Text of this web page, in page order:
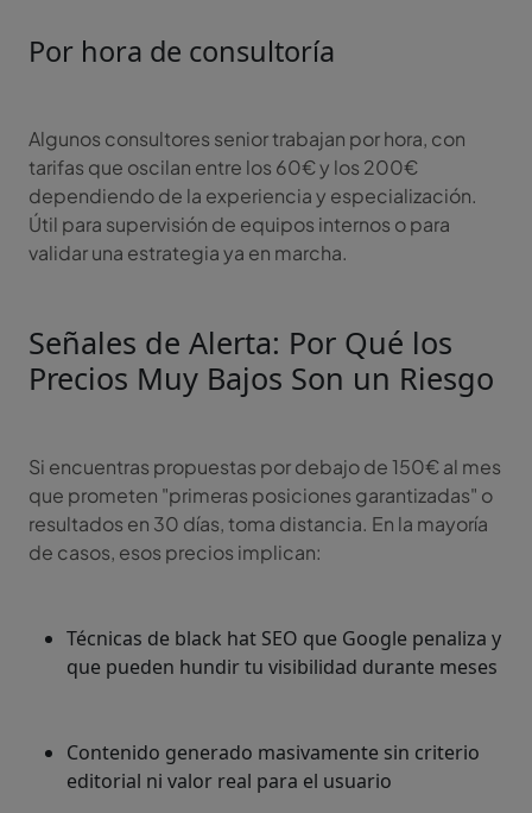
Por hora de consultoría
Algunos consultores senior trabajan por hora, con
tarifas que oscilan entre los 60€ y los 200€
dependiendo de la experiencia y especialización.
Útil para supervisión de equipos internos o para
validar una estrategia ya en marcha.
Señales de Alerta: Por Qué los
Precios Muy Bajos Son un Riesgo
Si encuentras propuestas por debajo de 150€ al mes
que prometen "primeras posiciones garantizadas" o
resultados en 30 días, toma distancia. En la mayoría
de casos, esos precios implican:
Técnicas de black hat SEO que Google penaliza y
que pueden hundir tu visibilidad durante meses
Contenido generado masivamente sin criterio
editorial ni valor real para el usuario